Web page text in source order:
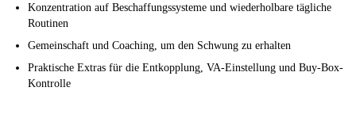
Konzentration auf Beschaffungssysteme und wiederholbare tägliche
Routinen
Gemeinschaft und Coaching, um den Schwung zu erhalten
Praktische Extras für die Entkopplung, VA-Einstellung und Buy-Box-
Kontrolle